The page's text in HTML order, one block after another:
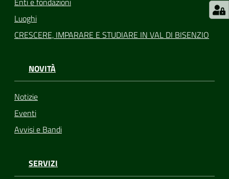
Luoghi
CRESCERE, IMPARARE E STUDIARE IN VAL DI BISENZIO
NOVITÀ
Notizie
Eventi
Avvisi e Bandi
SERVIZI